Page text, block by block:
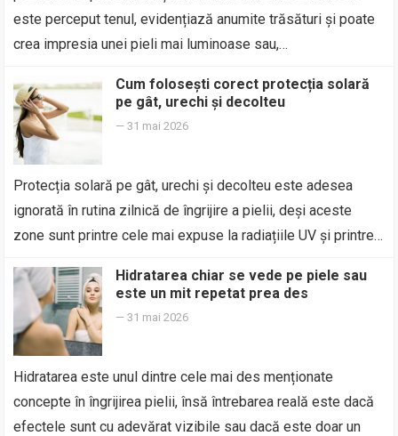
este perceput tenul, evidențiază anumite trăsături și poate
crea impresia unei pieli mai luminoase sau,…
Cum folosești corect protecția solară
pe gât, urechi și decolteu
—31 mai 2026
Protecția solară pe gât, urechi și decolteu este adesea
ignorată în rutina zilnică de îngrijire a pielii, deși aceste
zone sunt printre cele mai expuse la radiațiile UV și printre…
Hidratarea chiar se vede pe piele sau
este un mit repetat prea des
—31 mai 2026
Hidratarea este unul dintre cele mai des menționate
concepte în îngrijirea pielii, însă întrebarea reală este dacă
efectele sunt cu adevărat vizibile sau dacă este doar un